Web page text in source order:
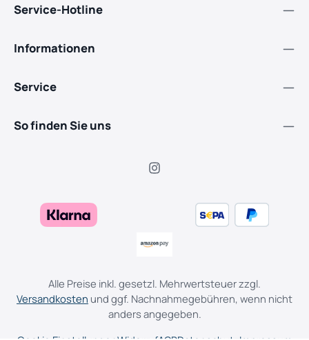
Service-Hotline
Informationen
Service
So finden Sie uns
Alle Preise inkl. gesetzl. Mehrwertsteuer zzgl.
Versandkosten und ggf. Nachnahmegebühren, wenn nicht
anders angegeben.